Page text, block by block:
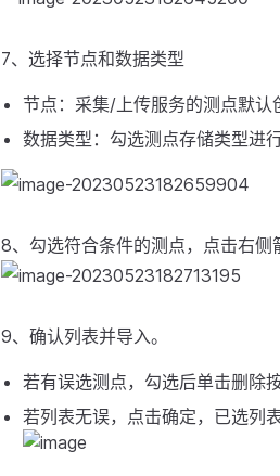
7、选择节点和数据类型
节点：采集/上传服务的测点默认
数据类型：勾选测点存储类型进
8、勾选符合条件的测点，点击右侧
9、确认列表并导入。
若有误选测点，勾选后单击删除
若列表无误，点击确定，已选列